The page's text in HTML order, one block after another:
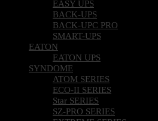
EASY UPS
BACK-UPS
BACK-UPC PRO
SMART-UPS
EATON
EATON UPS
SYNDOME
ATOM SERIES
ECO-II SERIES
Star SERIES
SZ-PRO SERIES